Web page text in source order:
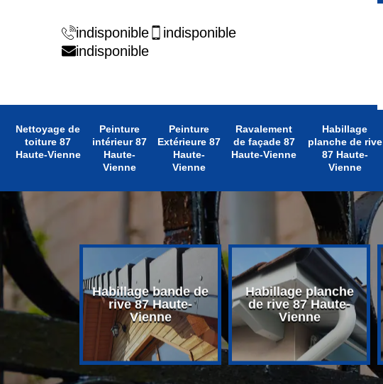
indisponible
indisponible
indisponible
Nettoyage de
toiture 87
Haute-Vienne
Peinture
intérieur 87
Haute-
Vienne
Peinture
Extérieure 87
Haute-
Vienne
Ravalement
de façade 87
Haute-Vienne
Habillage
planche de rive
87 Haute-
Vienne
toit
Haute-
Habillage bande de
rive 87 Haute-
Vienne
Habillage planche
de rive 87 Haute-
Vienne